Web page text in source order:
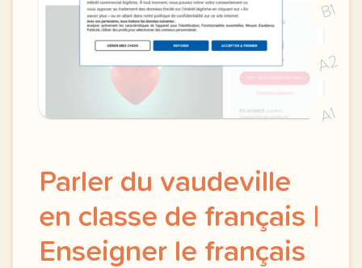
B1
A2
A1
Parler du vaudeville
en classe de français |
Enseigner le français